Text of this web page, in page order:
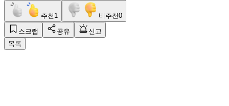
추천 1 비추천0
스크랩 공유
신고
목록